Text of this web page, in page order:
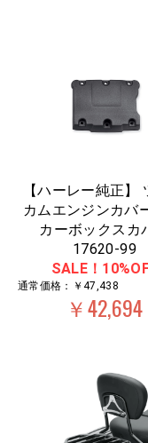
【ハーレー純正】
カムエンジンカバ
カーボックスカ
17620-99
SALE！
通常価格：￥47,438
￥42,694